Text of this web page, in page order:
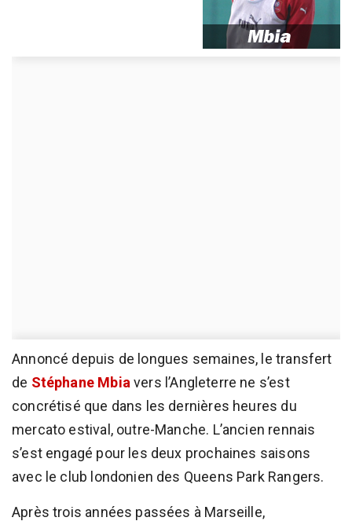
Annoncé depuis de longues semaines, le transfert
de Stéphane Mbia vers l’Angleterre ne s’est
concrétisé que dans les dernières heures du
mercato estival, outre-Manche. L’ancien rennais
s’est engagé pour les deux prochaines saisons
avec le club londonien des Queens Park Rangers.
Après trois années passées à Marseille,